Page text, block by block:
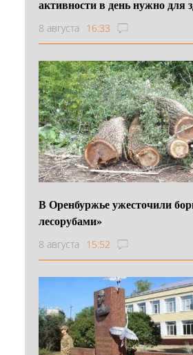
активности в день нужно для
8 августа 16:33
В Оренбуржье ужесточили
лесорубами»
8 августа 15:52